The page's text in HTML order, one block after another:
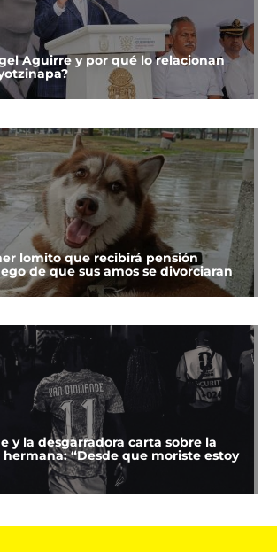
Aguirre y por qué lo relacionan
lomito que recibirá pensión
de que sus amos se divorciaran
y la desgarradora carta sobre la
“Desde que moriste estoy